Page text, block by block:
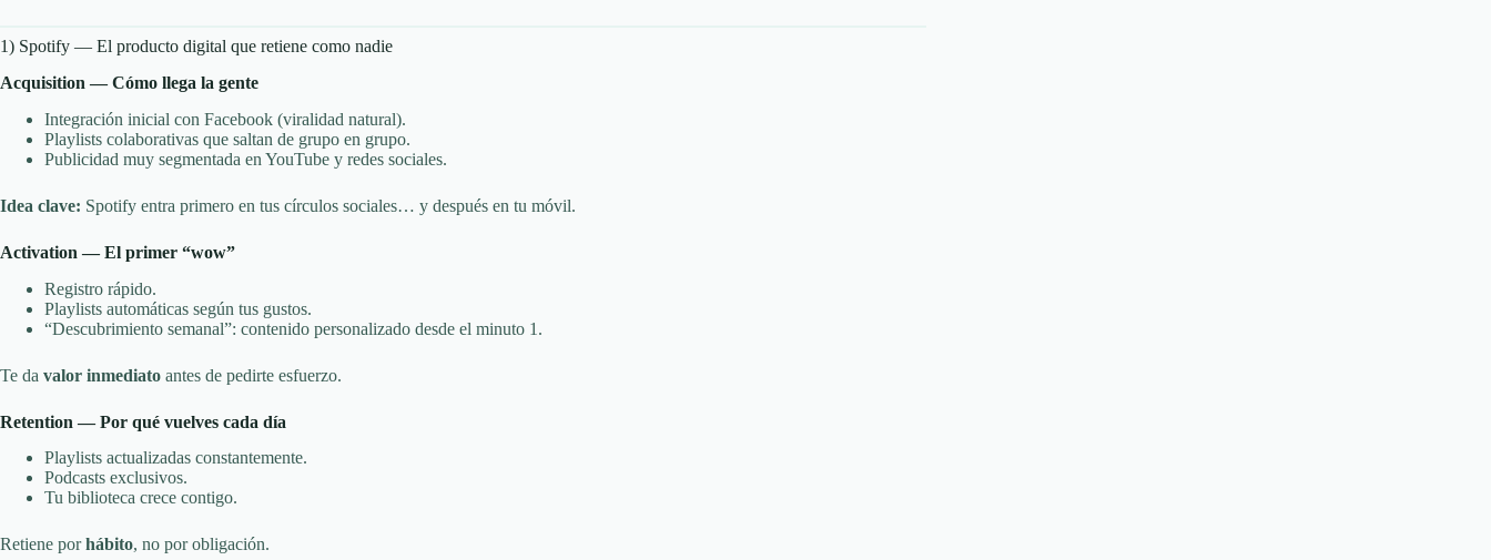
1) Spotify — El producto digital que retiene como nadie
Acquisition — Cómo llega la gente
Integración inicial con Facebook (viralidad natural).
Playlists colaborativas que saltan de grupo en grupo.
Publicidad muy segmentada en YouTube y redes sociales.
Idea clave: Spotify entra primero en tus círculos sociales… y después en tu móvil.
Activation — El primer “wow”
Registro rápido.
Playlists automáticas según tus gustos.
“Descubrimiento semanal”: contenido personalizado desde el minuto 1.
Te da valor inmediato antes de pedirte esfuerzo.
Retention — Por qué vuelves cada día
Playlists actualizadas constantemente.
Podcasts exclusivos.
Tu biblioteca crece contigo.
Retiene porhábito, no por obligación.